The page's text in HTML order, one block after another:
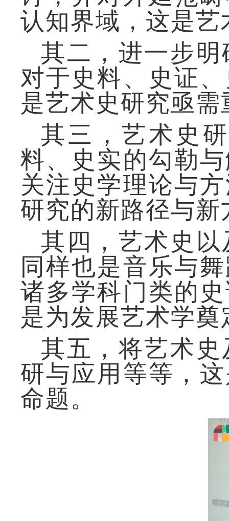
认知界域，这是
其二，进一步
对于史料、史证
是艺术史研究亟
其三，艺术史
料、史实的勾勒
关注史学理论与
研究的新路径与
其四，艺术史
同样也是音乐与
诸多学科门类的
是为发展艺术学奠
其五，将艺术
研与应用等等，
命题。